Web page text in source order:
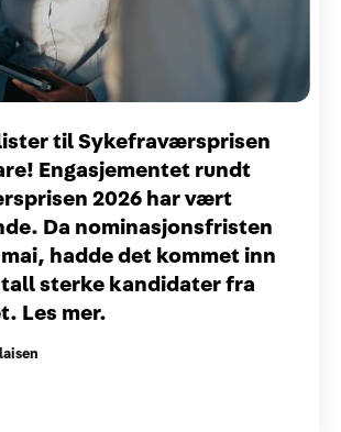
til Sykefraværsprisen
Engasjementet rundt
2026 har vært
Da nominasjonsfristen
hadde det kommet inn
sterke kandidater fra
Les mer.